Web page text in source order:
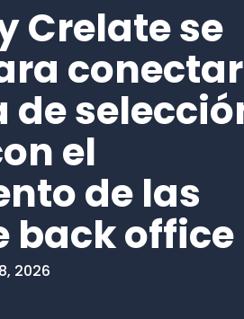
Crelate se
el
de las
back office
2026